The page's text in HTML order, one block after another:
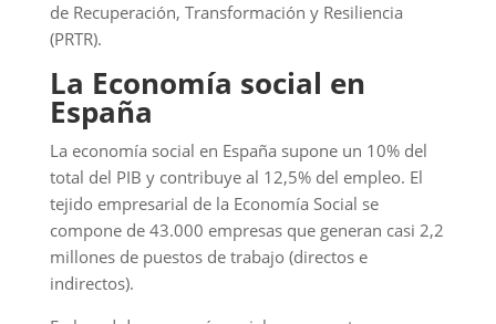
de Recuperación, Transformación y Resiliencia
(PRTR).
La Economía social en
España
La economía social en España supone un 10% del
total del PIB y contribuye al 12,5% del empleo. El
tejido empresarial de la Economía Social se
compone de 43.000 empresas que generan casi 2,2
millones de puestos de trabajo (directos e
indirectos).